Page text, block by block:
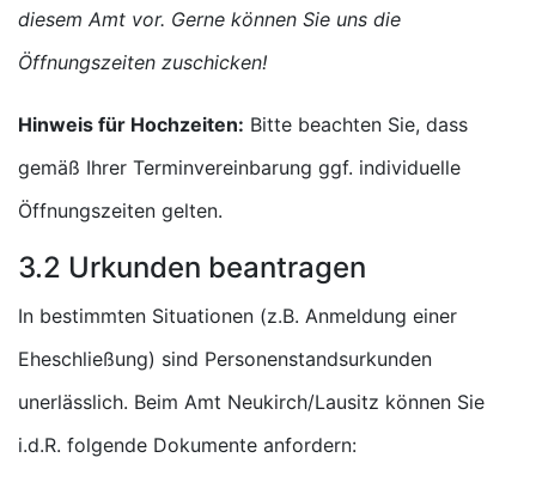
diesem Amt vor. Gerne können Sie uns die
Öffnungszeiten zuschicken!
Hinweis für Hochzeiten: Bitte beachten Sie, dass
gemäß Ihrer Terminvereinbarung ggf. individuelle
Öffnungszeiten gelten.
3.2 Urkunden beantragen
In bestimmten Situationen (z.B. Anmeldung einer
Eheschließung) sind Personenstandsurkunden
unerlässlich. Beim Amt Neukirch/Lausitz können Sie
i.d.R. folgende Dokumente anfordern: